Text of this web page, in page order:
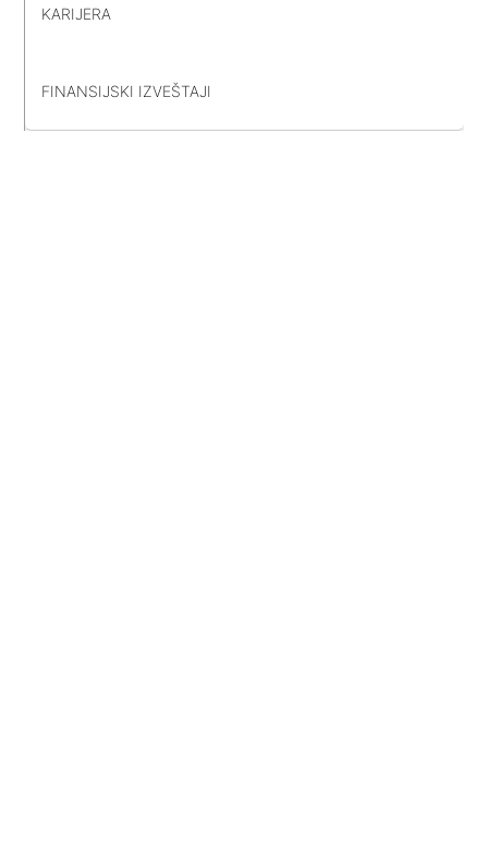
KARIJERA
FINANSIJSKI IZVEŠTAJI